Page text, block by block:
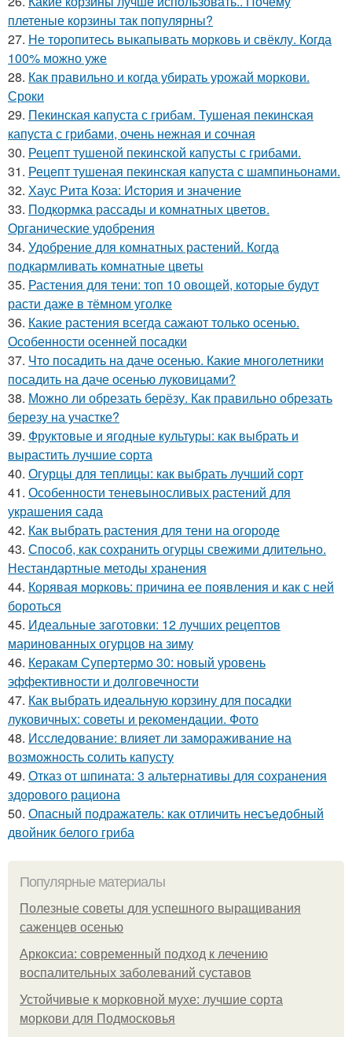
плетеные корзины так популярны?
27. Не торопитесь выкапывать морковь и свёклу. Когда
100% можно уже
28. Как правильно и когда убирать урожай моркови.
Сроки
29. Пекинская капуста с грибам. Тушеная пекинская
капуста с грибами, очень нежная и сочная
30. Рецепт тушеной пекинской капусты с грибами.
31. Рецепт тушеная пекинская капуста с шампиньонами.
32. Хаус Рита Коза: История и значение
33. Подкормка рассады и комнатных цветов.
Органические удобрения
34. Удобрение для комнатных растений. Когда
подкармливать комнатные цветы
35. Растения для тени: топ 10 овощей, которые будут
расти даже в тёмном уголке
36. Какие растения всегда сажают только осенью.
Особенности осенней посадки
37. Что посадить на даче осенью. Какие многолетники
посадить на даче осенью луковицами?
38. Можно ли обрезать берёзу. Как правильно обрезать
березу на участке?
39. Фруктовые и ягодные культуры: как выбрать и
вырастить лучшие сорта
40. Огурцы для теплицы: как выбрать лучший сорт
41. Особенности теневыносливых растений для
украшения сада
42. Как выбрать растения для тени на огороде
43. Способ, как сохранить огурцы свежими длительно.
Нестандартные методы хранения
44. Корявая морковь: причина ее появления и как с ней
бороться
45. Идеальные заготовки: 12 лучших рецептов
маринованных огурцов на зиму
46. Керакам Супертермо 30: новый уровень
эффективности и долговечности
47. Как выбрать идеальную корзину для посадки
луковичных: советы и рекомендации. Фото
48. Исследование: влияет ли замораживание на
возможность солить капусту
49. Отказ от шпината: 3 альтернативы для сохранения
здорового рациона
50. Опасный подражатель: как отличить несъедобный
двойник белого гриба
Популярные материалы
Полезные советы для успешного выращивания
саженцев осенью
Аркоксиа: современный подход к лечению
воспалительных заболеваний суставов
Устойчивые к морковной мухе: лучшие сорта
моркови для Подмосковья